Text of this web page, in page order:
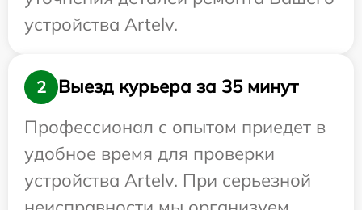
устройства Artelv.
2
Выезд курьера за 35 минут
Профессионал с опытом приедет в
удобное время для проверки
устройства Artelv. При серьезной